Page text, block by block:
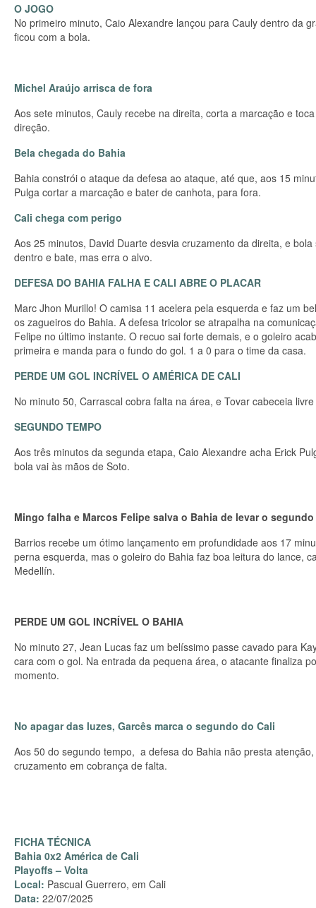
O JOGO
No primeiro minuto, Caio Alexandre lançou para Cauly dentro da
ficou com a bola.
Michel Araújo arrisca de fora
Aos sete minutos, Cauly recebe na direita, corta a marcação e
direção.
Bela chegada do Bahia
Bahia constrói o ataque da defesa ao ataque, até que, aos 15
Pulga cortar a marcação e bater de canhota, para fora.
Cali chega com perigo
Aos 25 minutos, David Duarte desvia cruzamento da direita, e
dentro e bate, mas erra o alvo.
DEFESA DO BAHIA FALHA E CALI ABRE O PLACAR
Marc Jhon Murillo! O camisa 11 acelera pela esquerda e faz um
os zagueiros do Bahia. A defesa tricolor se atrapalha na
Felipe no último instante. O recuo sai forte demais, e o goleiro
primeira e manda para o fundo do gol. 1 a 0 para o time da casa.
PERDE UM GOL INCRÍVEL O AMÉRICA DE CALI
No minuto 50, Carrascal cobra falta na área, e Tovar cabeceia
SEGUNDO TEMPO
Aos três minutos da segunda etapa, Caio Alexandre acha Erick
bola vai às mãos de Soto.
Mingo falha e Marcos Felipe salva o Bahia de levar o segundo
Barrios recebe um ótimo lançamento em profundidade aos 17
perna esquerda, mas o goleiro do Bahia faz boa leitura do lance,
Medellín.
PERDE UM GOL INCRÍVEL O BAHIA
No minuto 27, Jean Lucas faz um belíssimo passe cavado para
cara com o gol. Na entrada da pequena área, o atacante finaliza
momento.
No apagar das luzes, Garcês marca o segundo do Cali
Aos 50 do segundo tempo, a defesa do Bahia não presta
cruzamento em cobrança de falta.
FICHA TÉCNICA
Bahia 0x2 América de Cali
Playoffs – Volta
Local: Pascual Guerrero, em Cali
Data: 22/07/2025